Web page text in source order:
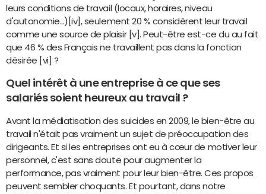
leurs conditions de travail (locaux, horaires, niveau
d'autonomie...)[iv], seulement 20 % considèrent leur travail
comme une source de plaisir [v]. Peut-être est-ce du au fait
que 46 % des Français ne travaillent pas dans la fonction
désirée [vi] ?
Quel intérêt à une entreprise à ce que ses
salariés soient heureux au travail ?
Avant la médiatisation des suicides en 2009, le bien-être au
travail n'était pas vraiment un sujet de préoccupation des
dirigeants. Et si les entreprises ont eu à cœur de motiver leur
personnel, c'est sans doute pour augmenter la
performance, pas vraiment pour leur bien-être. Ces propos
peuvent sembler choquants. Et pourtant, dans notre